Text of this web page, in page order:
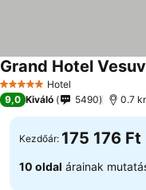
5 KategóriaHotel
Grand Hotel
9,0 Kiváló 5490 0.7
Kezdőár: 175 176 Ft
10 oldal árainak